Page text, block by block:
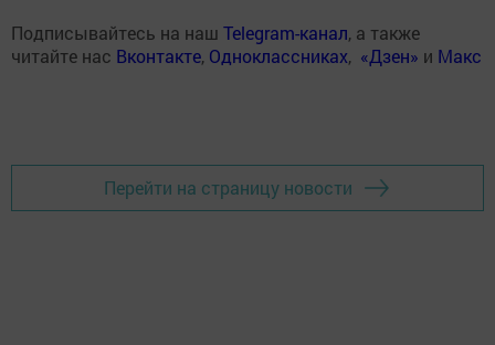
Подписывайтесь на наш Telegram-канал, а также
читайте нас Вконтакте, Одноклассниках, «Дзен» и Макс
Перейти на страницу новости